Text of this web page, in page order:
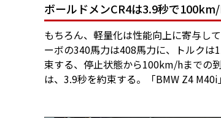
ボールドメンCR4は3.9秒で
もちろん、軽量化は性能向上に寄与し
ーボの340馬力は408馬力に、トルク
束する、停止状態から100km/hまでの
は、3.9秒を約束する。「BMW Z4